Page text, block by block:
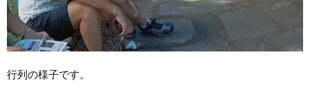
行列の様子です。